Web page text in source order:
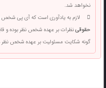
نخواهد شد.
لازم به یادآوری است که آی پی شخص
حقوقینظرات بر عهده شخص نظر بوده و
گونه شکایت مسئولیت بر عهده شخص نظر